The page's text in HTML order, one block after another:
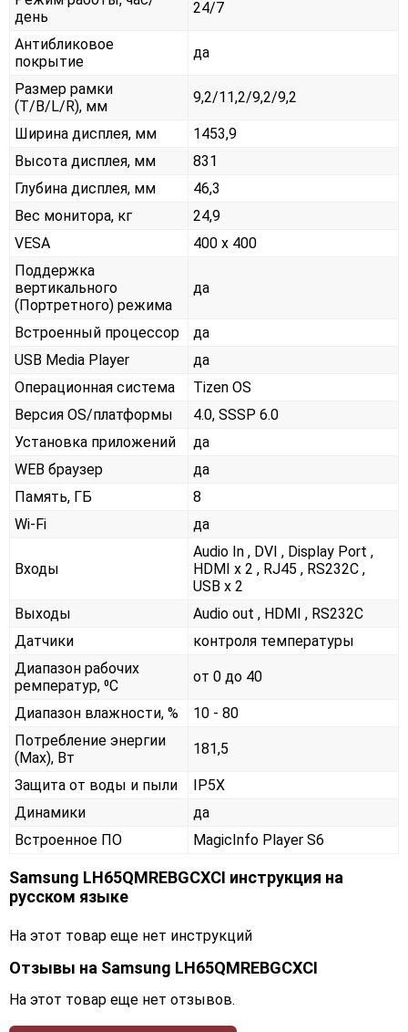
день
24/7
Антибликовое
покрытие
да
Размер рамки
(T/B/L/R), мм
9,2/11,2/9,2/9,2
Ширина дисплея, мм
1453,9
Высота дисплея, мм
831
Глубина дисплея, мм
46,3
Вес монитора, кг
24,9
VESA
400 x 400
Поддержка
вертикального
(Портретного) режима
да
Встроенный процессор
да
USB Media Player
да
Операционная система
Tizen OS
Версия OS/платформы
4.0, SSSP 6.0
Установка приложений
да
WEB браузер
да
Память, ГБ
8
Wi-Fi
да
Входы
Audio In , DVI , Display Port ,
HDMI x 2 , RJ45 , RS232С ,
USB x 2
Выходы
Audio out , HDMI , RS232С
Датчики
контроля температуры
Диапазон рабочих
ремператур, ⁰С
от 0 до 40
Диапазон влажности, %
10 - 80
Потребление энергии
(Max), Вт
181,5
Защита от воды и пыли
IP5X
Динамики
да
Встроенное ПО
MagicInfo Player S6
Samsung LH65QMREBGCXCI инструкция на
русском языке
На этот товар еще нет инструкций
Отзывы на Samsung LH65QMREBGCXCI
На этот товар еще нет отзывов.